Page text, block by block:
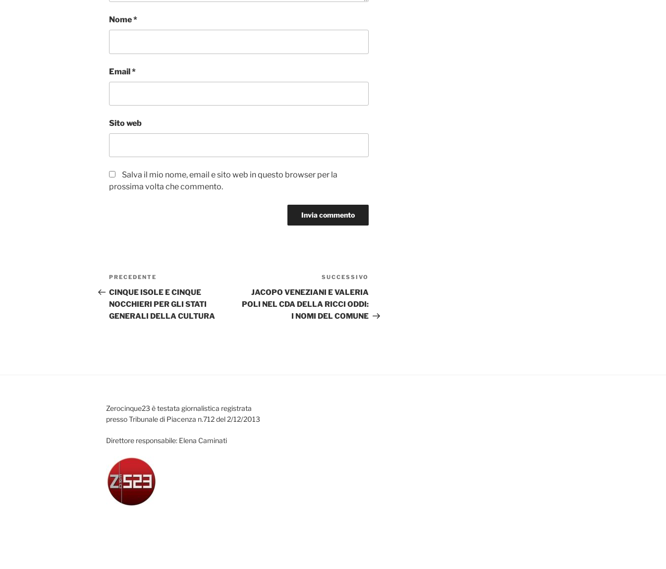
Nome*
Email*
Sito web
Salva il mio nome, email e sito web in questo browser per la
prossima volta che commento.
Navigazione
articoli
Articolo
precedente:
PRECEDENTE
CINQUE ISOLE E CINQUE
NOCCHIERI PER GLI STATI
GENERALI DELLA CULTURA
SUCCESSIVO
JACOPO VENEZIANI E VALERIA
POLI NEL CDA DELLA RICCI ODDI:
I NOMI DEL COMUNE
Zerocinque23 è testata giornalistica registrata
presso Tribunale di Piacenza n.712 del 2/12/2013
Direttore responsabile: Elena Caminati